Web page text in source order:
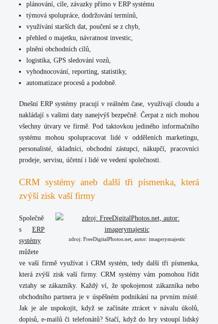
plánování, cíle, závazky přímo v ERP systému
týmová spolupráce, dodržování termínů,
využívání starších dat, poučení se z chyb,
přehled o majetku, návratnost investic,
plnění obchodních cílů,
logistika, GPS sledování vozů,
vyhodnocování, reporting, statistiky,
automatizace procesů a podobně.
Dnešní ERP systémy pracují v reálném čase, využívají cloudu a
nakládají s vašimi daty nanejvýš bezpečně. Čerpat z nich mohou
všechny útvary ve firmě. Pod taktovkou jediného informačního
systému mohou spolupracovat lidé v odděleních marketingu,
personalisté, skladníci, obchodní zástupci, nákupčí, pracovníci
prodeje, servisu, účetní i lidé ve vedení společnosti.
CRM systémy aneb další tři písmenka, která
zvýší zisk vaší firmy
zdroj: FreeDigitalPhotos.net, autor: imagerymajestic
Společně
s ERP
systémy
můžete
ve vaší firmě využívat i CRM systém, tedy další tři písmenka,
která zvýší zisk vaší firmy. CRM systémy vám pomohou řídit
vztahy se zákazníky. Každý ví, že spokojenost zákazníka nebo
obchodního partnera je v úspěšném podnikání na prvním místě.
Jak je ale uspokojit, když se začínáte ztrácet v návalu úkolů,
dopisů, e-mailů či telefonátů? Stačí, když do hry vstoupí lidský